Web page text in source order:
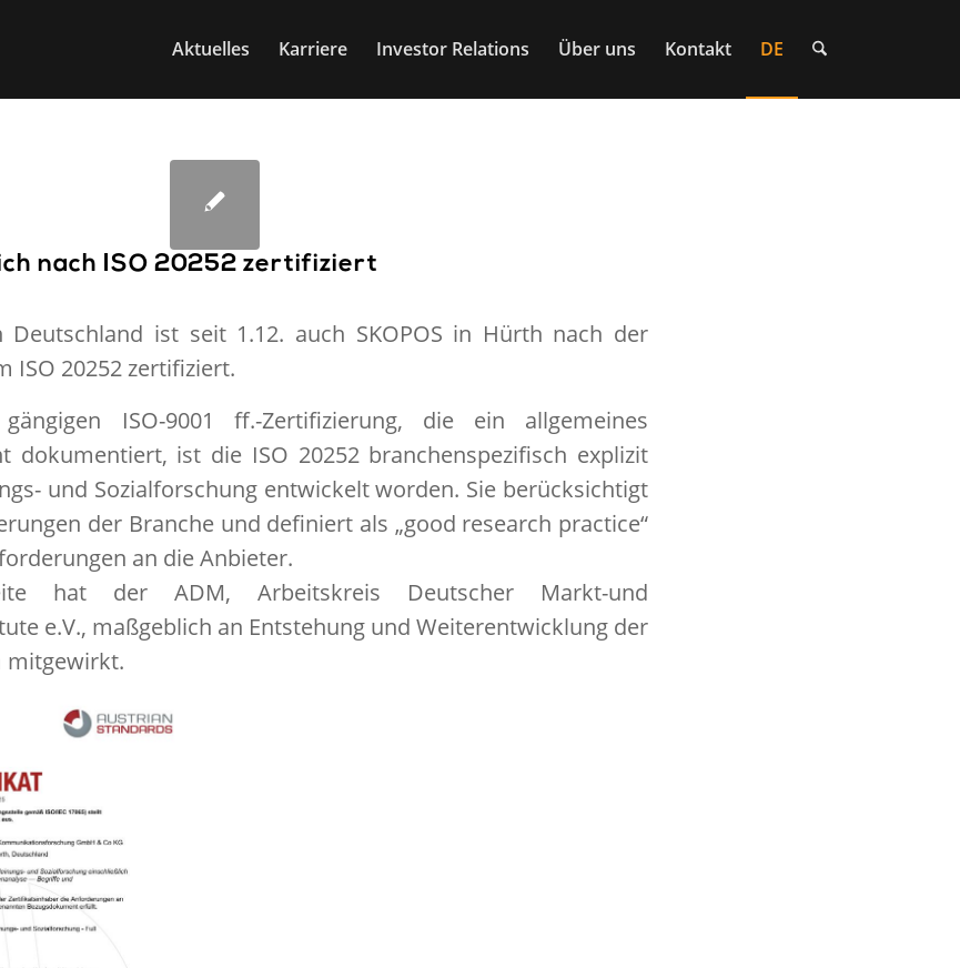
Aktuelles Karriere Investor Relations Über uns Kontakt DE
nach ISO 20252 zertifiziert
ist seit 1.12. auch SKOPOS in Hürth nach der
ISO 20252 zertifiziert.
ISO-9001 ff.-Zertifizierung, die ein allgemeines
dokumentiert, ist die ISO 20252 branchenspezifisch explizit
und Sozialforschung entwickelt worden. Sie berücksichtigt
der Branche und definiert als „good research practice“
an die Anbieter.
hat der ADM, Arbeitskreis Deutscher Markt-und
e.V., maßgeblich an Entstehung und Weiterentwicklung der
mitgewirkt.